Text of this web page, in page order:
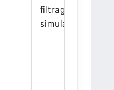
filtrage,
simulation